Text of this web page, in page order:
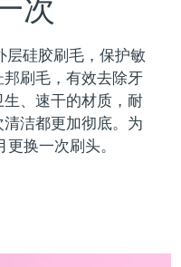
次
硅胶刷毛，保护敏
刷毛，有效去除牙
、速干的材质，耐
洁都更加彻底。为
换一次刷头。